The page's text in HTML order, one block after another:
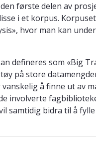
første delen av
i et korpus.
hvor man kan
defineres som «Big
på store
å finne ut av
involverte
samtidig bidra til å